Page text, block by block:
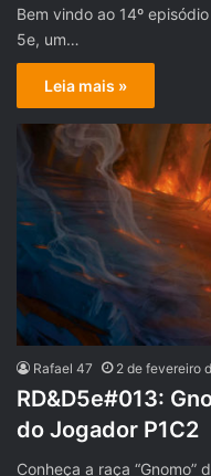
Bem vindo ao 14º
5e, um…
Leia mais »
Rafael 47 2 de fevereiro
RD&D5e#013:
do Jogador P1C2
Conheça a raça “Gnomo”